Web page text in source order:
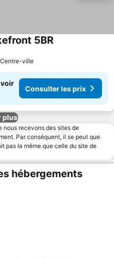
5BR
ville
voir
Consulter les prix
plus
nous recevons des sites de
Par conséquent, il se peut que
pas la même que celle du site de
hébergements